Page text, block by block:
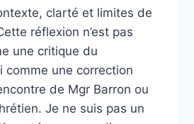
clarté et limites de
réflexion n’est pas
une critique du
comme une correction
de Mgr Barron ou
Je ne suis pas un